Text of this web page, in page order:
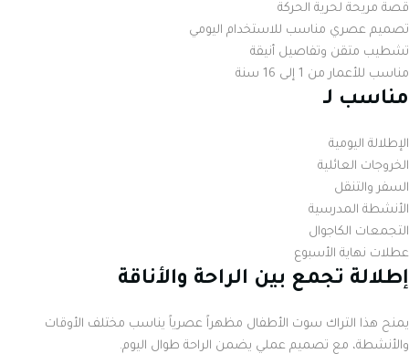
قصة مريحة لحرية الحركة
تصميم عصري مناسب للاستخدام اليومي
تشطيب متقن وتفاصيل أنيقة
مناسب للأعمار من 1 إلى 16 سنة
مناسب لـ
الإطلالة اليومية
الخروجات العائلية
السفر والتنقل
الأنشطة المدرسية
التجمعات الكاجوال
عطلات نهاية الأسبوع
إطلالة تجمع بين الراحة والأناقة
يمنح هذا التراك سوت الأطفال مظهراً عصرياً يناسب مختلف الأوقات
والأنشطة، مع تصميم عملي يضمن الراحة طوال اليوم.